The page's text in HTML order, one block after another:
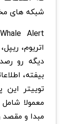
شبکه های
اتریوم،
دیگه رو
بیفته،
توییتر
معمولا
مبدا و